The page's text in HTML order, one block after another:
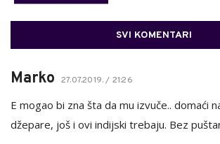
SVI KOMENTARI
Marko 27.07.2019. / 21:26
E mogao bi zna šta da mu izvuče.. domaći
džepare, još i ovi indijski trebaju. Bez